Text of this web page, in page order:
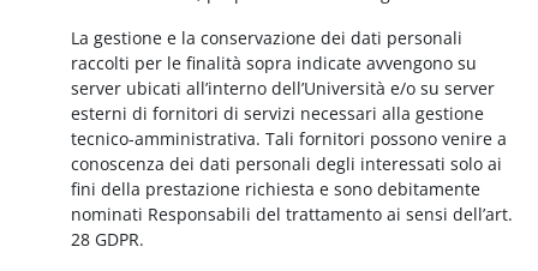
La gestione e la conservazione dei dati personali
raccolti per le finalità sopra indicate avvengono su
server ubicati all’interno dell’Università e/o su server
esterni di fornitori di servizi necessari alla gestione
tecnico-amministrativa. Tali fornitori possono venire a
conoscenza dei dati personali degli interessati solo ai
fini della prestazione richiesta e sono debitamente
nominati Responsabili del trattamento ai sensi dell’art.
28 GDPR.